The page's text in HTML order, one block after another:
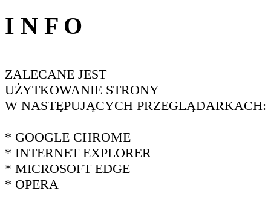
I N F O
ZALECANE JEST
UŻYTKOWANIE STRONY
W NASTĘPUJĄCYCH PRZEGLĄDARKACH:
* GOOGLE CHROME
* INTERNET EXPLORER
* MICROSOFT EDGE
* OPERA